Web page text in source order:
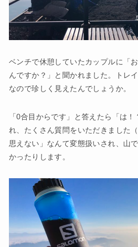
ベンチで休憩していたカップルに「
んですか？」と聞かれました。トレ
なので珍しく見えたんでしょうか。
「0合目からです」と答えたら「は
れ、たくさん質問をいただきました
思えない」なんて変態扱いされ、山
かったりします。